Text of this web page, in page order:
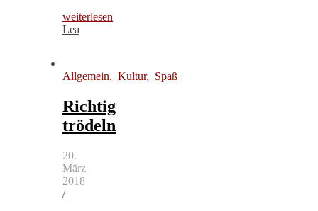
weiterlesen
Lea
Allgemein, Kultur, Spaß
Richtig
trödeln
20.
März
2018
/